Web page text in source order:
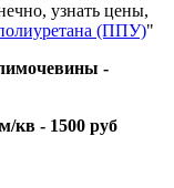
узнать цены,
(ППУ)"
-
кв - 1500 руб